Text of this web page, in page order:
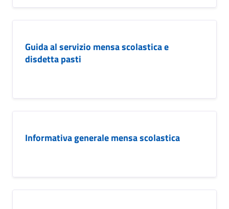
Guida al servizio mensa scolastica e
disdetta pasti
Informativa generale mensa scolastica